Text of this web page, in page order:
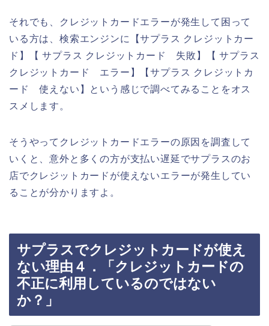
それでも、クレジットカードエラーが発生して困って
いる方は、検索エンジンに【サプラス クレジットカー
ド】【 サプラス クレジットカード 失敗】【 サプラス
クレジットカード エラー】【サプラス クレジットカ
ード 使えない】という感じで調べてみることをオス
スメします。
そうやってクレジットカードエラーの原因を調査して
いくと、意外と多くの方が支払い遅延でサプラスのお
店でクレジットカードが使えないエラーが発生してい
ることが分かりますよ。
サプラスでクレジットカードが使え
ない理由４．「クレジットカードの
不正に利用しているのではない
か？」